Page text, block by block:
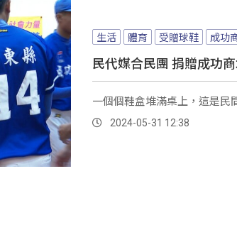
生活 體育 受贈球鞋 成功
民代媒合民團 捐贈成功
一個個鞋盒堆滿桌上，這是民
2024-05-31 12:38